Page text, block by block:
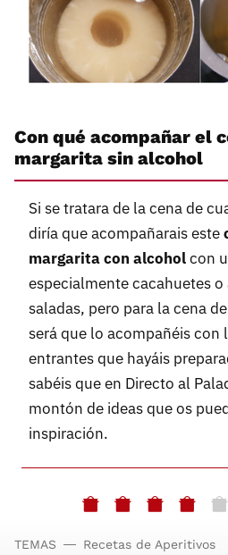
Con qué acompañar el
margarita sin alcohol
Si se tratara de la cena de
diría que acompañarais este
margarita con alcoholcon
especialmente cacahuetes
saladas, pero para la cena
será que lo acompañéis con
entrantes que hayáis
sabéis que en Directo al
montón de ideas que os
inspiración.
TEMAS Recetas de Aperitivos